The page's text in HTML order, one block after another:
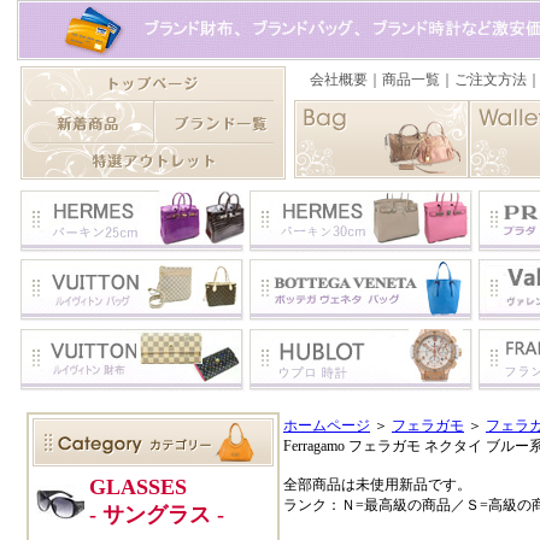
ホームページ ＞ フェラガモ ＞ フェラ
Ferragamo フェラガモ ネクタイ ブルー
全部商品は未使用新品です。
ランク：Ｎ=最高級の商品／Ｓ=高級の